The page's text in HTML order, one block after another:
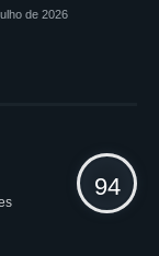
de 2026
94